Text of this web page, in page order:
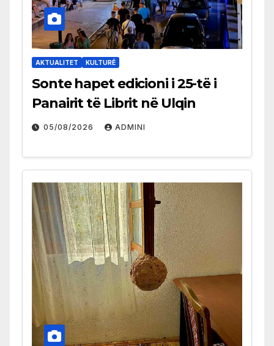
AKTUALITET KULTURË
Sonte hapet edicioni i 25-të i
Panairit të Librit në Ulqin
05/08/2026 ADMINI